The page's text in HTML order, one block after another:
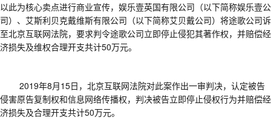
以此为核心卖点进行商业宣传，娱乐壹英国有限公司（以下简称娱乐壹公
司）、艾斯利贝克戴维斯有限公司（以下简称艾贝戴公司）将途歌公司诉
至北京互联网法院，要求判令途歌公司立即停止侵犯其著作权，并赔偿经
济损失及维权合理开支共计50万元。
2019年8月15日，北京互联网法院对此案作出一审判决，认定被告
侵害原告复制权和信息网络传播权，判决被告立即停止侵权行为并赔偿经
济损失及合理开支共计50万元。